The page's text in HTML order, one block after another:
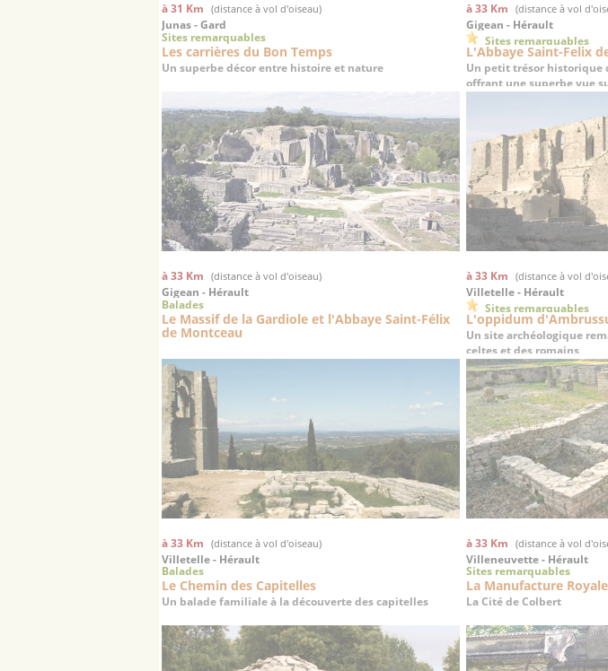
à 31 Km (distance à vol d'oiseau)
Junas - Gard
Sites remarquables
Les carrières du Bon Temps
Un superbe décor entre histoire et nature
à 33 Km (distance à vol
Gigean - Hérault
Sites remarquables
L'Abbaye Saint-Felix
Un petit trésor historique
offrant une superbe vue
à 33 Km (distance à vol d'oiseau)
Gigean - Hérault
Balades
Le Massif de la Gardiole et l'Abbaye Saint-Félix
de Montceau
à 33 Km (distance à vol
Villetelle - Hérault
Sites remarquables
L'oppidum
Un site archéologique
celtes et des romains
à 33 Km (distance à vol d'oiseau)
Villetelle - Hérault
Balades
Le Chemin des Capitelles
Un balade familiale à la découverte des capitelles
à 33 Km (distance à vol
Villeneuvette - Hérault
Sites remarquables
La Manufacture
La Cité de Colbert